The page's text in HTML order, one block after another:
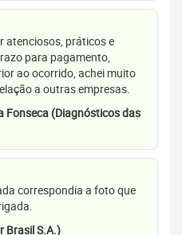
atenciosos, práticos e
para pagamento,
ao ocorrido, achei muito
a outras empresas.
Fonseca (Diagnósticos das
correspondia a foto que
Brasil S.A.)